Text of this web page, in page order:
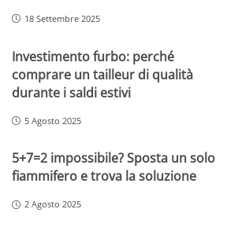
18 Settembre 2025
Investimento furbo: perché
comprare un tailleur di qualità
durante i saldi estivi
5 Agosto 2025
5+7=2 impossibile? Sposta un solo
fiammifero e trova la soluzione
2 Agosto 2025